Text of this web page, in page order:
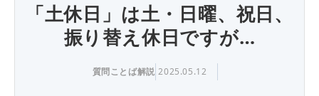
「土休日」は土・日曜、祝日、
振り替え休日ですが…
質問ことば解説 2025.05.12